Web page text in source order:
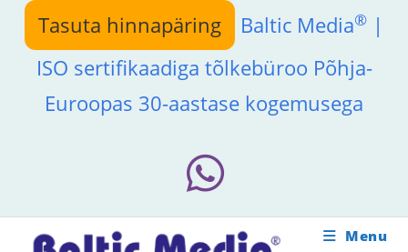
content
Tasuta hinnapäring Baltic Media® |
ISO sertifikaadiga tõlkebüroo Põhja-
Euroopas 30-aastase kogemusega
Menu